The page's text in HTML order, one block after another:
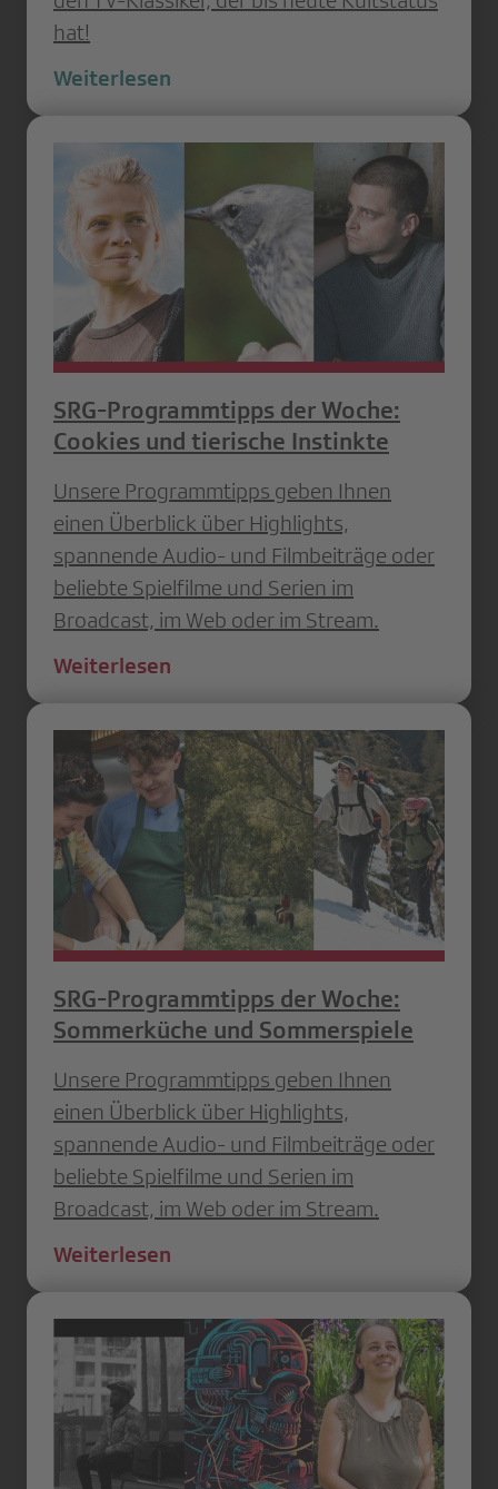
hat!
Weiterlesen
SRG-Programmtipps der Woche:
Cookies und tierische Instinkte
Unsere Programmtipps geben Ihnen
einen Überblick über Highlights,
spannende Audio- und Filmbeiträge oder
beliebte Spielfilme und Serien im
Broadcast, im Web oder im Stream.
Weiterlesen
SRG-Programmtipps der Woche:
Sommerküche und Sommerspiele
Unsere Programmtipps geben Ihnen
einen Überblick über Highlights,
spannende Audio- und Filmbeiträge oder
beliebte Spielfilme und Serien im
Broadcast, im Web oder im Stream.
Weiterlesen